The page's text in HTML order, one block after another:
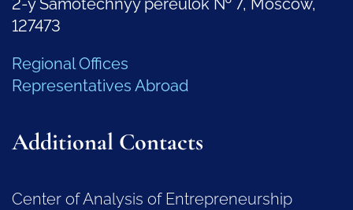
2-y Samotechnyy pereulok № 7, Moscow,
127473
Regional Offices
Representatives Abroad
Additional Contacts
Center of Analysis of Entrepreneurship